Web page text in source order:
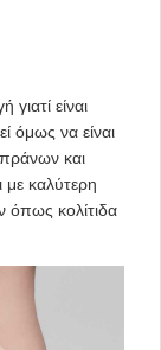
γιατί είναι
όμως να είναι
και
με καλύτερη
όπως κολίτιδα